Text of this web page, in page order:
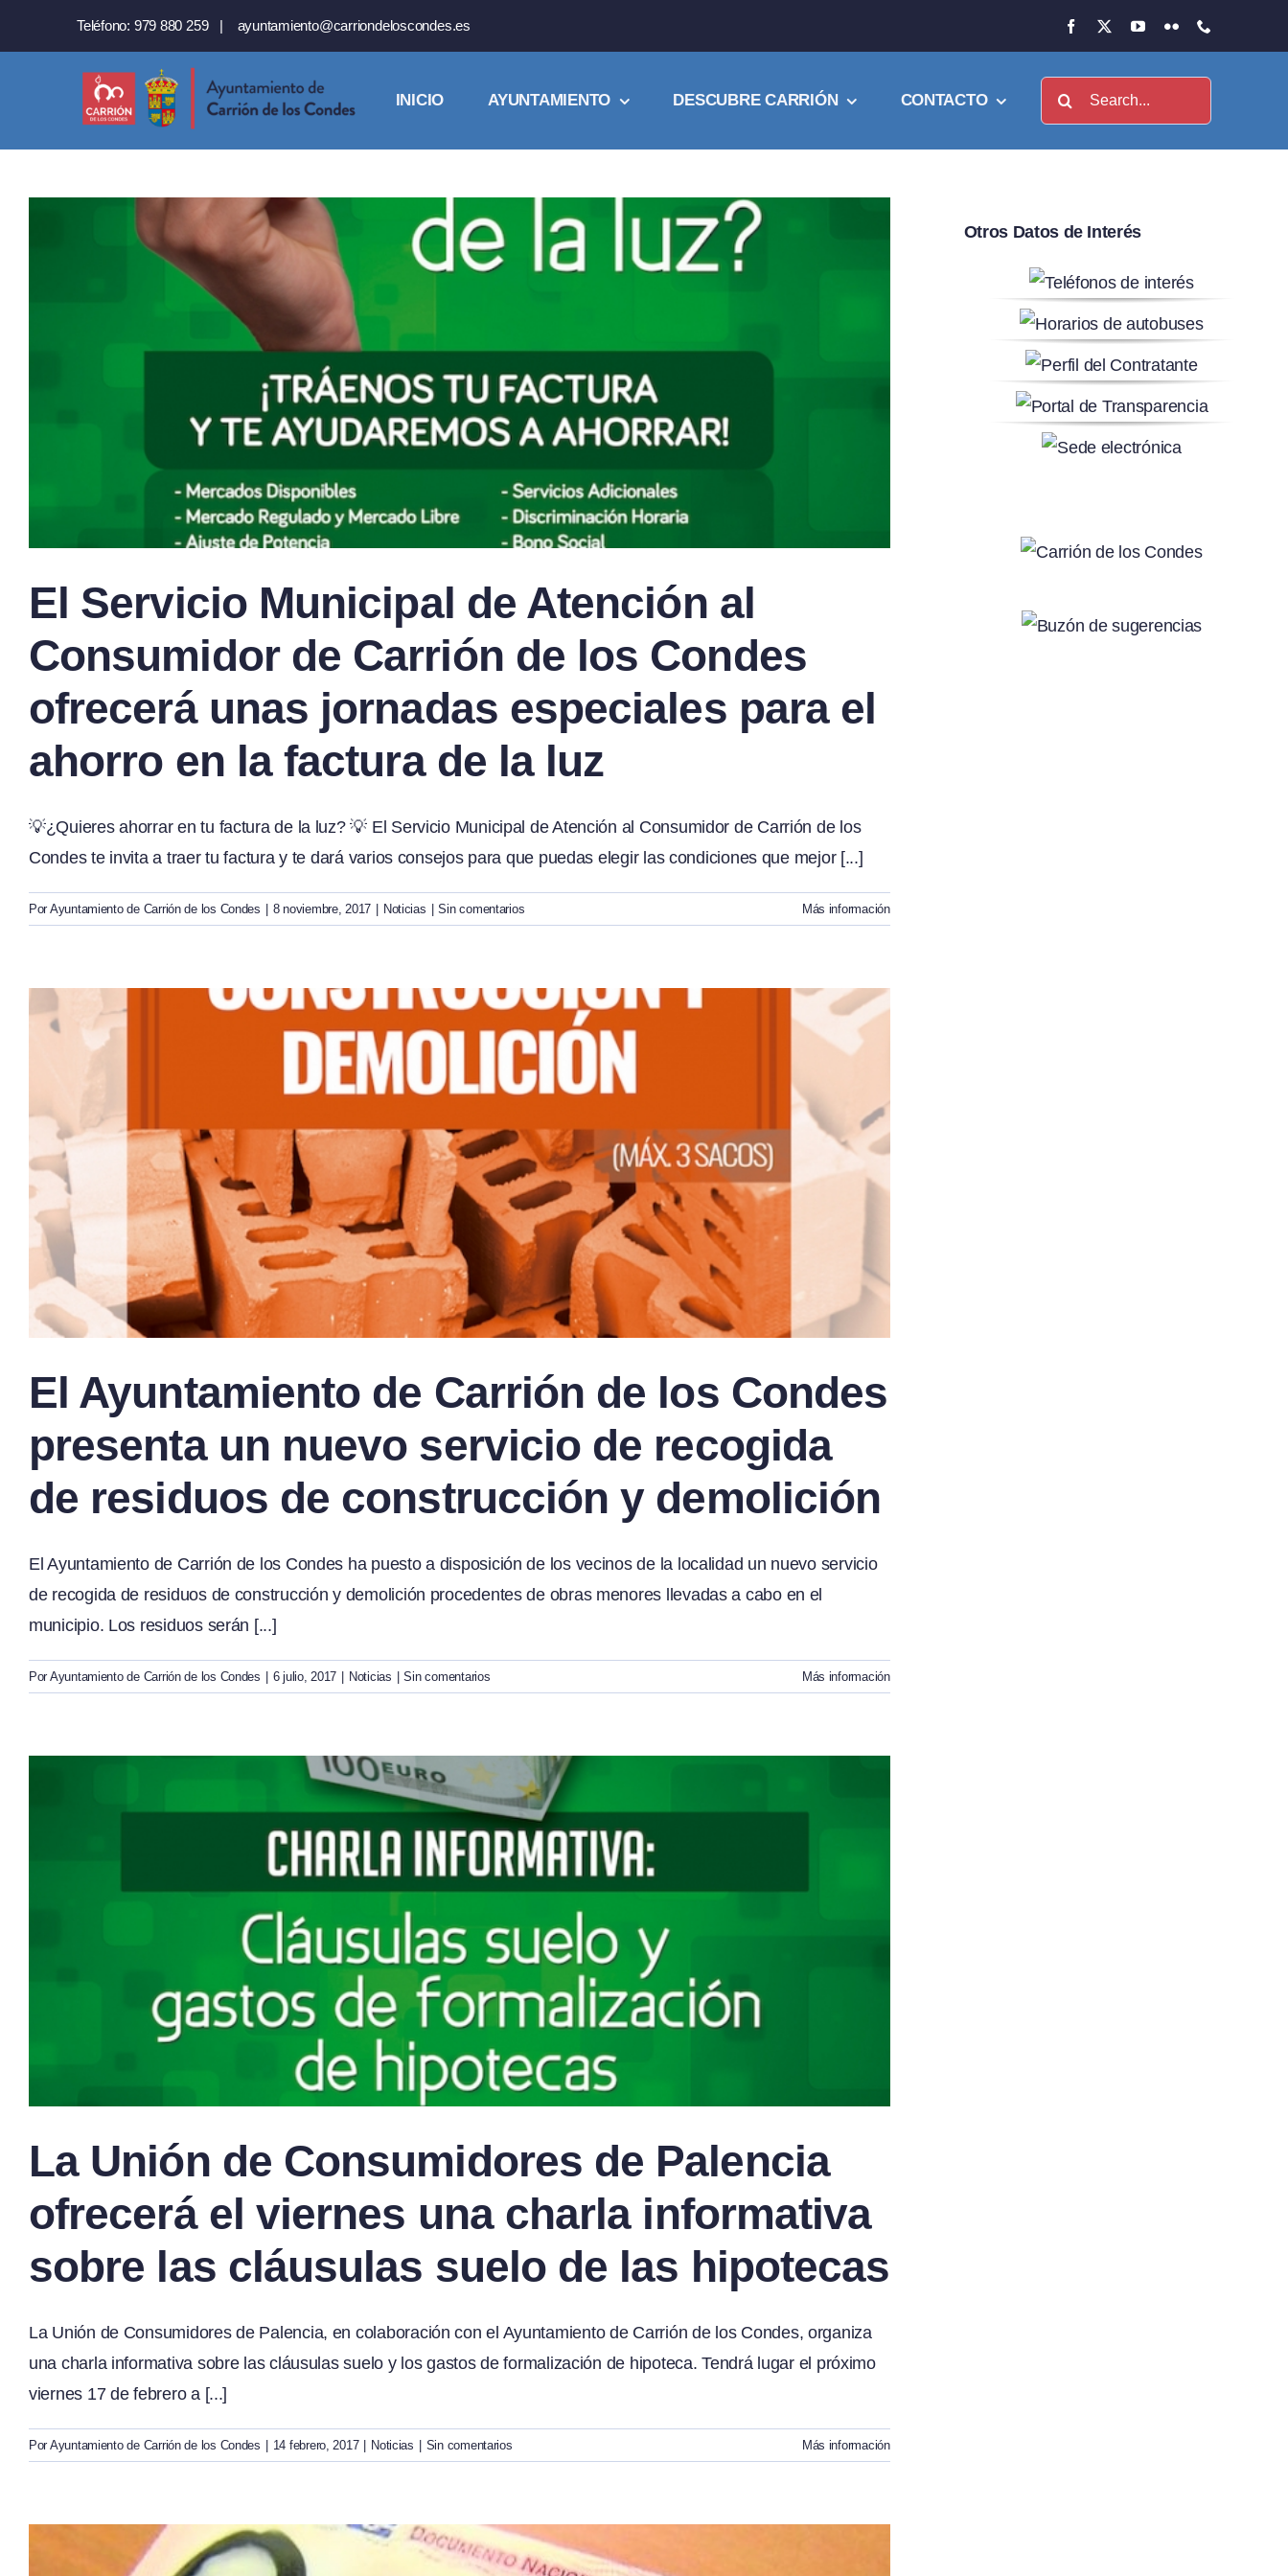
Teléfono: 979 880 259 | ayuntamiento@carriondeloscondes.es
INICIO AYUNTAMIENTO DESCUBRE CARRIÓN CONTACTO Buscar:
El Servicio Municipal de Atención al
Consumidor de Carrión de los Condes
ofrecerá unas jornadas especiales para el
ahorro en la factura de la luz
💡¿Quieres ahorrar en tu factura de la luz? 💡 El Servicio Municipal de Atención al Consumidor de Carrión de los
Condes te invita a traer tu factura y te dará varios consejos para que puedas elegir las condiciones que mejor [...]
Por Ayuntamiento de Carrión de los Condes 8 noviembre, 2017 Noticias Sin comentarios Más información
El Ayuntamiento de Carrión de los Condes
presenta un nuevo servicio de recogida
de residuos de construcción y demolición
El Ayuntamiento de Carrión de los Condes ha puesto a disposición de los vecinos de la localidad un nuevo servicio
de recogida de residuos de construcción y demolición procedentes de obras menores llevadas a cabo en el
municipio. Los residuos serán [...]
Por Ayuntamiento de Carrión de los Condes 6 julio, 2017 Noticias Sin comentarios Más información
La Unión de Consumidores de Palencia
ofrecerá el viernes una charla informativa
sobre las cláusulas suelo de las hipotecas
La Unión de Consumidores de Palencia, en colaboración con el Ayuntamiento de Carrión de los Condes, organiza
una charla informativa sobre las cláusulas suelo y los gastos de formalización de hipoteca. Tendrá lugar el próximo
viernes 17 de febrero a [...]
Por Ayuntamiento de Carrión de los Condes | 14 febrero, 2017 | Noticias | Sin comentarios Más información
Otros Datos de Interés